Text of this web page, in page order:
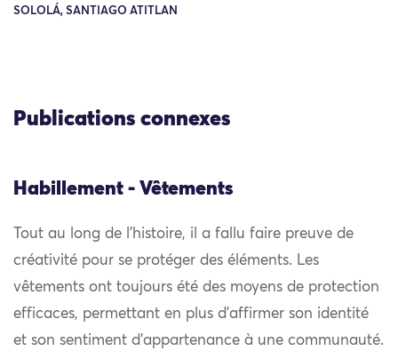
SOLOLÁ, SANTIAGO ATITLAN
Publications connexes
Habillement - Vêtements
Tout au long de l’histoire, il a fallu faire preuve de
créativité pour se protéger des éléments. Les
vêtements ont toujours été des moyens de protection
efficaces, permettant en plus d’affirmer son identité
et son sentiment d’appartenance à une communauté.